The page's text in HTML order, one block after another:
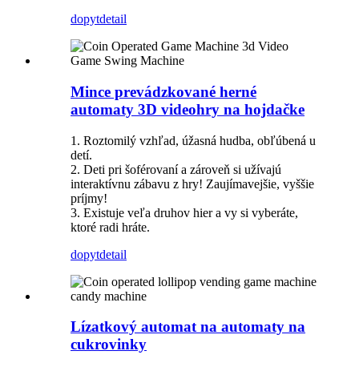
dopytdetail
Mince prevádzkované herné
automaty 3D videohry na hojdačke
1. Roztomilý vzhľad, úžasná hudba, obľúbená u
detí.
2. Deti pri šoférovaní a zároveň si užívajú
interaktívnu zábavu z hry! Zaujímavejšie, vyššie
príjmy!
3. Existuje veľa druhov hier a vy si vyberáte,
ktoré radi hráte.
dopytdetail
Lízatkový automat na automaty na
cukrovinky